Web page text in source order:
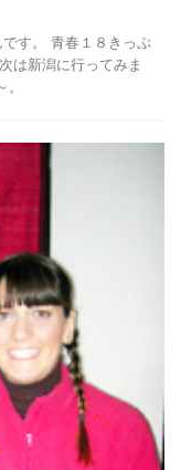
す。 青春１８きっぷ
は新潟に行ってみま